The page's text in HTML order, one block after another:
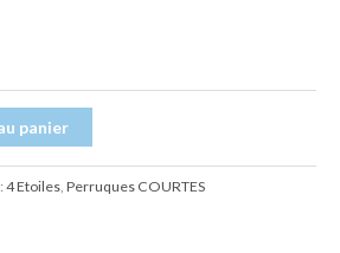
panier
4 Etoiles Perruques COURTES